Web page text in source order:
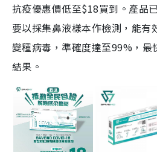
抗疫優惠價低至$18買到。產品
要以採集鼻液樣本作檢測，能
變種病毒，準確度達至99%，最
結果。